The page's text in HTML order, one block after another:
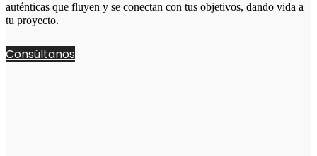
auténticas que fluyen y se conectan con tus objetivos, dando vida a
tu proyecto.
Consúltanos